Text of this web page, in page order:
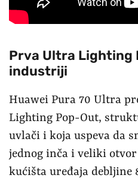
Prva Ultra Lighting
industriji
Huawei Pura 70 Ultra
Lighting Pop-Out,
uvlači i koja uspeva da
jednog inča i veliki otvor
kućišta uređaja debljine